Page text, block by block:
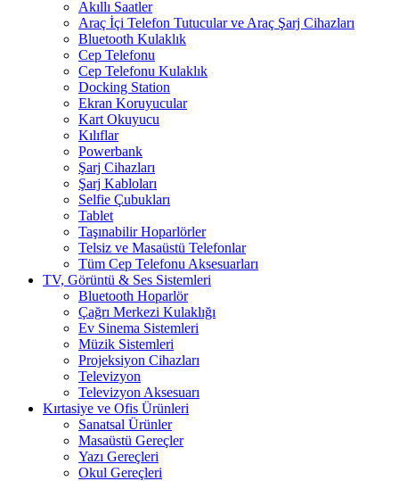
Akıllı Saatler
Araç İçi Telefon Tutucular ve Araç Şarj Cihazları
Bluetooth Kulaklık
Cep Telefonu
Cep Telefonu Kulaklık
Docking Station
Ekran Koruyucular
Kart Okuyucu
Kılıflar
Powerbank
Şarj Cihazları
Şarj Kabloları
Selfie Çubukları
Tablet
Taşınabilir Hoparlörler
Telsiz ve Masaüstü Telefonlar
Tüm Cep Telefonu Aksesuarları
TV, Görüntü & Ses Sistemleri
Bluetooth Hoparlör
Çağrı Merkezi Kulaklığı
Ev Sinema Sistemleri
Müzik Sistemleri
Projeksiyon Cihazları
Televizyon
Televizyon Aksesuarı
Kırtasiye ve Ofis Ürünleri
Sanatsal Ürünler
Masaüstü Gereçler
Yazı Gereçleri
Okul Gereçleri